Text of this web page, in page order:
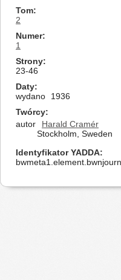
Tom
2
Numer
1
Strony
23-46
Daty
wydano
1936
Twórcy
autor
Harald Cramér
Stockholm, Sweden
Identyfikator YADDA